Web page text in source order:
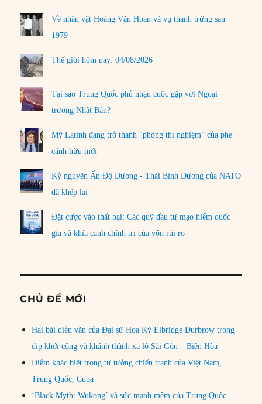
Về nhân vật Hoàng Văn Hoan và vụ thanh trừng sau
1979
Thế giới hôm nay: 04/08/2026
Tại sao Trung Quốc phủ nhận cuộc gặp với Ngoại
trưởng Nhật Bản?
Mỹ Latinh đang trở thành “phòng thí nghiệm” của phe
cánh hữu mới
Kỷ nguyên Ấn Độ Dương - Thái Bình Dương của NATO
đã khép lại
Đặt cược vào thất bại: Các quỹ đầu tư mạo hiểm quốc
gia và khía cạnh chính trị của vốn rủi ro
CHỦ ĐỀ MỚI
Hai bài diễn văn của Đại sứ Hoa Kỳ Elbridge Durbrow trong
dịp khởi công và khánh thành xa lộ Sài Gòn – Biên Hòa
Điểm khác biệt trong tư tưởng chiến tranh của Việt Nam,
Trung Quốc, Cuba
‘Black Myth: Wukong’ và sức mạnh mềm của Trung Quốc